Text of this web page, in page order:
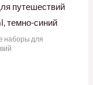
путешествий
темно-синий
наборы для